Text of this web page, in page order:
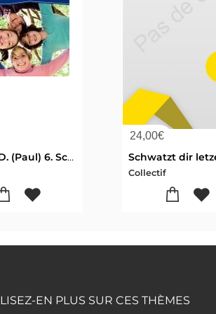
P.A.U.L. D. (Paul) 6. Schülerbuch. Realschule
24,00€
Collectif
LISEZ-EN PLUS SUR CES THÈMES